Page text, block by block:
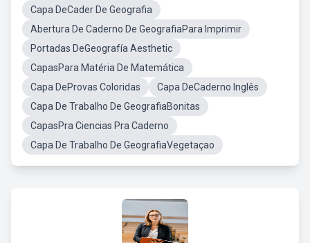
Capa DeCader De Geografia
Abertura De Caderno De GeografiaPara Imprimir
Portadas DeGeografía Aesthetic
CapasPara Matéria De Matemática
Capa DeProvas Coloridas
Capa DeCaderno Inglês
Capa De Trabalho De GeografiaBonitas
CapasPra Ciencias Pra Caderno
Capa De Trabalho De GeografiaVegetaçao